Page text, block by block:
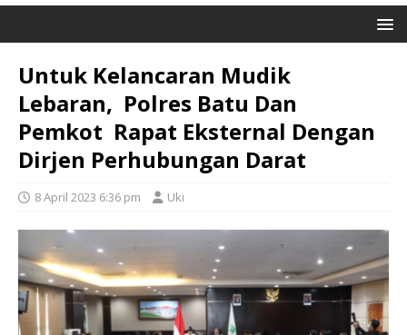
Untuk Kelancaran Mudik
Lebaran, Polres Batu Dan
Pemkot Rapat Eksternal Dengan
Dirjen Perhubungan Darat
8 April 2023 6:36 pm Uki